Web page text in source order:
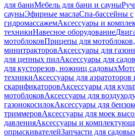
для баниМебель для бани и сауны
сауныЭфирные маслаСпа-бассейны с
гидромассажемАксессуары и
техникиНавесное оборудование
мотоблоковПрицепы для мотоблоков,
минитракторовАксессуары для
для цепных пилАксессуары для
для кусторезов, ножниц садовых
техникиАксессуары для аэратоторов
скарификаторовАксессуары для
мотоблоковАксессуары для
газонокосилокАксессуары для
триммеровАксессуары для моек
давленияАксессуары и
опрыскивателейЗапчасти для